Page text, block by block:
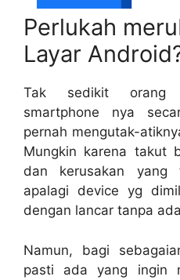
Perlukah
Layar
Tak sedikit orang
smartphone nya
pernah mengutak-
Mungkin karena takut
dan kerusakan
apalagi device yg
dengan lancar tanpa
Namun, bagi
pasti ada yang ingin